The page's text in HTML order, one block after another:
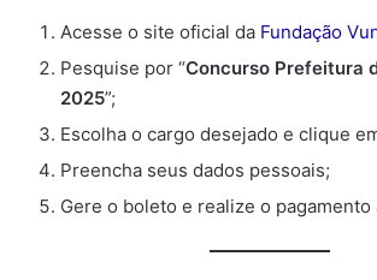
Acesse o site oficial da Fundação
Pesquise por “Concurso Prefeitura
2025”;
Escolha o cargo desejado e clique
Preencha seus dados pessoais;
Gere o boleto e realize o pagamento